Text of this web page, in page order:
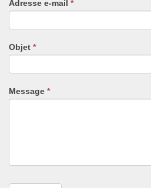
Adresse e-mail *
Objet *
Message *
humain,
remplissez
ce